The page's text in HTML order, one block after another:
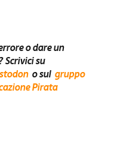
o dare un
Scrivici su
o sul gruppo
Pirata